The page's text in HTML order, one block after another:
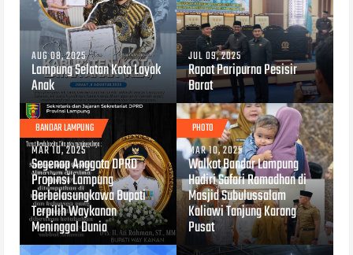
AUG 08, 2025
Lampung Selatan Kota Layak
Anak
JUL 09, 2025
Rapat Paripurna Pesisir
Barat
BANDAR LAMPUNG
MAR 10, 2025
Segenap Anggota DPRD
Propinsi Lampung
Berbelasungkawa Bupati
Terpilih Waykanan
Meninggal Dunia
PHOTO
MAR 10, 2025
Walkot Bandar Lampung
Hadiri Safari Ramadhan di
Masjid Subulussalam
Kaliawi Tanjung Karang
Pusat